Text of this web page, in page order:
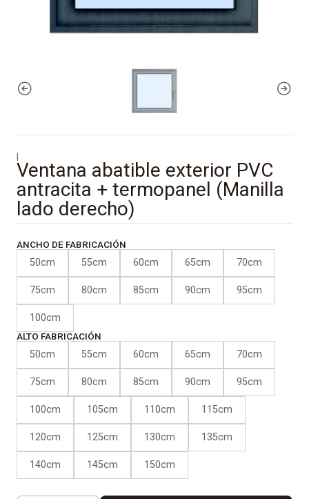
|
Ventana abatible exterior PVC
antracita + termopanel (Manilla
lado derecho)
ANCHO DE FABRICACIÓN
50cm 55cm 60cm 65cm 70cm
75cm 80cm 85cm 90cm 95cm
100cm
ALTO FABRICACIÓN
50cm 55cm 60cm 65cm 70cm
75cm 80cm 85cm 90cm 95cm
100cm 105cm 110cm 115cm
120cm 125cm 130cm 135cm
140cm 145cm 150cm